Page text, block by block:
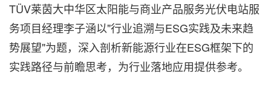
TÜV莱茵大中华区太阳能与商业产品服务光伏电站服
务项目经理李子涵以"行业追溯与ESG实践及未来趋
势展望"为题，深入剖析新能源行业在ESG框架下的
实践路径与前瞻思考，为行业落地应用提供参考。